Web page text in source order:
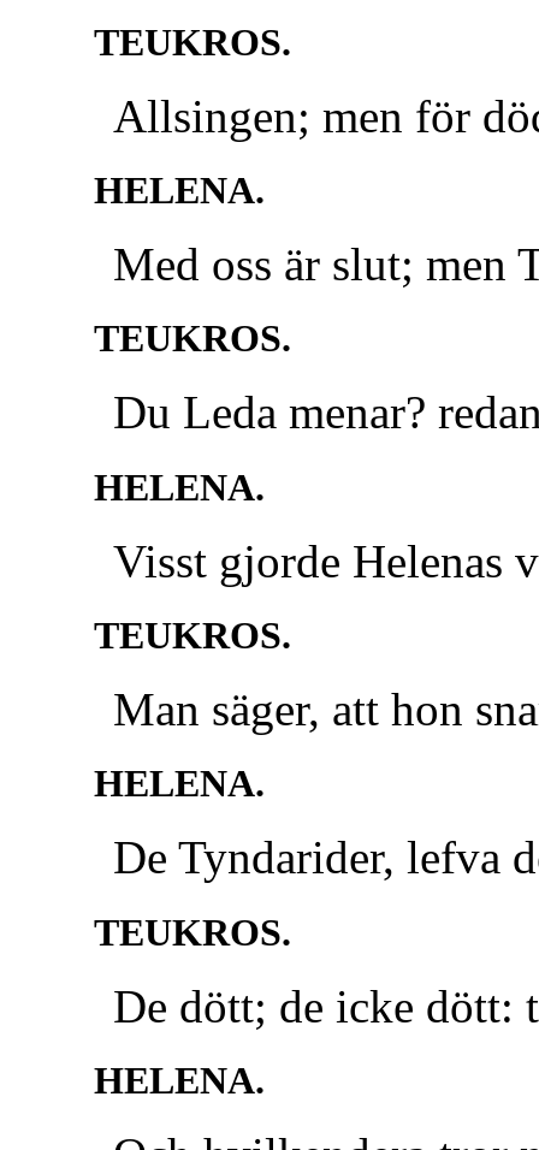
TEUKROS.
Allsingen; men för
HELENA.
Med oss är slut; men
TEUKROS.
Du Leda menar?
HELENA.
Visst gjorde Helenas
TEUKROS.
Man säger, att hon
HELENA.
De Tyndarider, lefva
TEUKROS.
De dött; de icke dött:
HELENA.